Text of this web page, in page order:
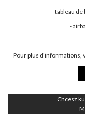
- tableau
-
Pour plus d'informations,
Chcesz